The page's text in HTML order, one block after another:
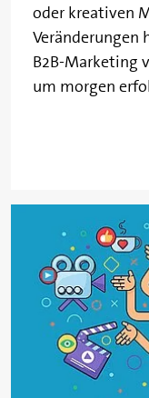
oder kreativen
Veränderungen
B2B-Marketing
um morgen